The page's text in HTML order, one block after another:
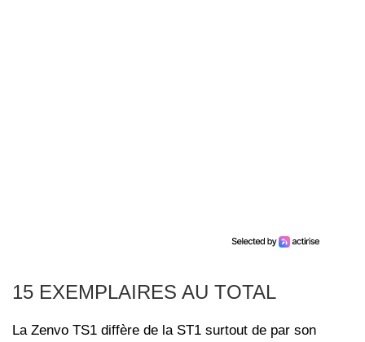
15 EXEMPLAIRES AU TOTAL
La Zenvo TS1 diffère de la ST1 surtout de par son